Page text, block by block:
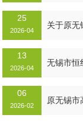
25
2026-04
关于原无
13
2026-04
无锡市恒
06
2026-02
原无锡